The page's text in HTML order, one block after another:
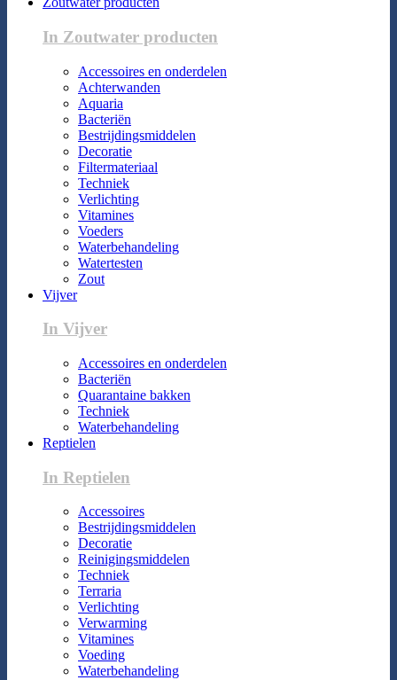
In Zoutwater producten
Accessoires en onderdelen
Achterwanden
Aquaria
Bacteriën
Bestrijdingsmiddelen
Decoratie
Filtermateriaal
Techniek
Verlichting
Vitamines
Voeders
Waterbehandeling
Watertesten
Zout
Vijver
In Vijver
Accessoires en onderdelen
Bacteriën
Quarantaine bakken
Techniek
Waterbehandeling
Reptielen
In Reptielen
Accessoires
Bestrijdingsmiddelen
Decoratie
Reinigingsmiddelen
Techniek
Terraria
Verlichting
Verwarming
Vitamines
Voeding
Waterbehandeling